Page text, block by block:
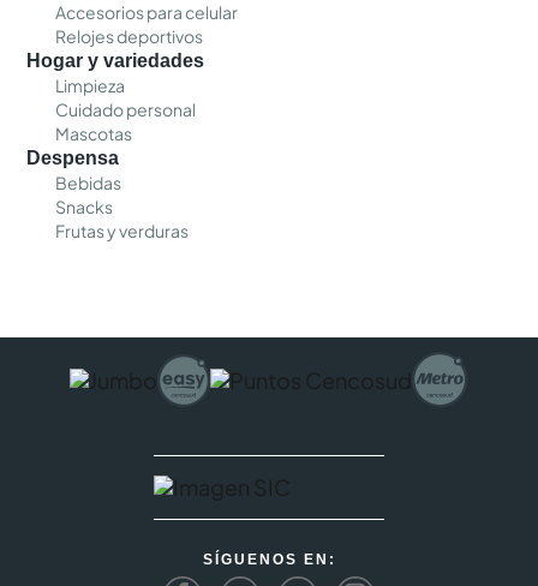
Accesorios para celular
Relojes deportivos
Hogar y variedades
Limpieza
Cuidado personal
Mascotas
Despensa
Bebidas
Snacks
Frutas y verduras
SÍGUENOS EN: